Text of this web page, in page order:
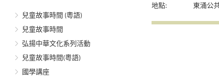
兒童故事時間 (粵語)
兒童故事時間
弘揚中華文化系列活動
兒童故事時間(粵語)
國學講座
地點:
東涌公